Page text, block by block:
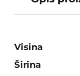
Visina
Širina